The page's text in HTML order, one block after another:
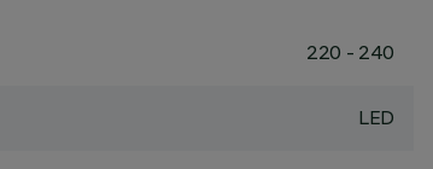
220 - 240
LED